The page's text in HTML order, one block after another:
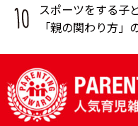
スポーツをする子
「親の関わり方